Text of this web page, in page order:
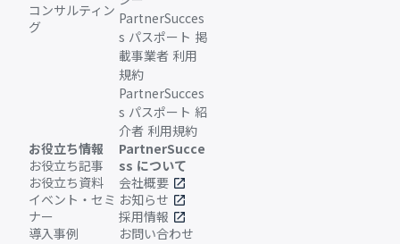
コンサルティン
グ
PartnerSucces
s パスポート 掲
載事業者 利用
規約
PartnerSucces
s パスポート 紹
介者 利用規約
お役立ち情報
お役立ち記事
お役立ち資料
イベント・セミ
ナー
導入事例
PartnerSucce
ss について
会社概要 open_in_new
お知らせ open_in_new
採用情報 open_in_new
お問い合わせ